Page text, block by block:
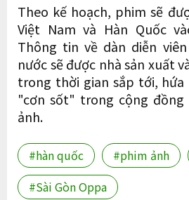
Theo kế hoạch, phim sẽ
Việt Nam và Hàn Quốc
Thông tin về dàn diễn
nước sẽ được nhà sản xuất
trong thời gian sắp tới,
"cơn sốt" trong cộng đồng
ảnh.
#hàn quốc #phim ảnh
#Sài Gòn Oppa